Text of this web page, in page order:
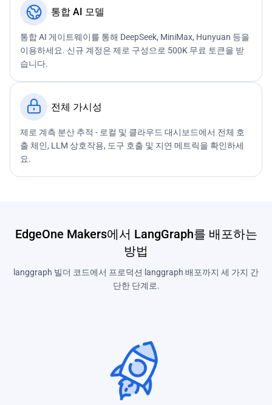
통합 AI 모델
통합 AI 게이트웨이를 통해 DeepSeek, MiniMax, Hunyuan 등을
이용하세요. 신규 계정은 제로 구성으로 500K 무료 토큰을 받
습니다.
전체 가시성
제로 계측 분산 추적 - 로컬 및 클라우드 대시보드에서 전체 호
출 체인, LLM 상호작용, 도구 호출 및 지연 메트릭을 확인하세
요.
EdgeOne Makers에서 LangGraph를 배포하는
방법
langgraph 빌더 코드에서 프로덕션 langgraph 배포까지 세 가지 간
단한 단계로.